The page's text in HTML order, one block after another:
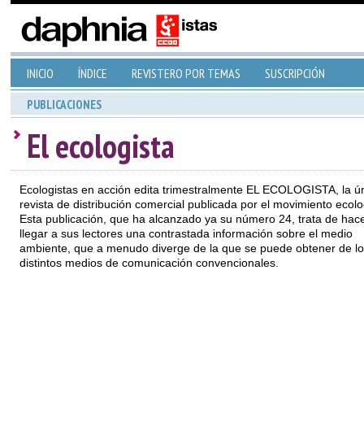
INICIO ÍNDICE REVISTERO POR TEMAS SUSCRIPCIÓN
PUBLICACIONES
El ecologista
Ecologistas en acción edita trimestralmente EL ECOLOGISTA, la
revista de distribución comercial publicada por el movimiento
Esta publicación, que ha alcanzado ya su número 24, trata de
llegar a sus lectores una contrastada información sobre el medio
ambiente, que a menudo diverge de la que se puede obtener de
distintos medios de comunicación convencionales.